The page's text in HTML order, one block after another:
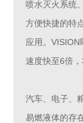
喷水灭火系统
方便快捷的特
应用。
速度快至6倍
汽车、电子、
易燃液体的存